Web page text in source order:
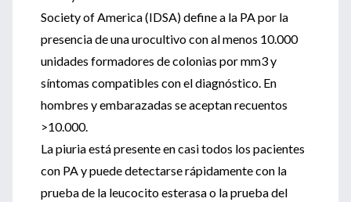
Society of America (IDSA) define a la PA por la
presencia de una urocultivo con al menos 10.000
unidades formadores de colonias por mm3 y
síntomas compatibles con el diagnóstico. En
hombres y embarazadas se aceptan recuentos
>10.000.
La piuria está presente en casi todos los pacientes
con PA y puede detectarse rápidamente con la
prueba de la leucocito esterasa o la prueba del